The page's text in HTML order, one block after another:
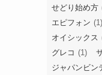
せどり始め方
エピフォン (1)
オイシックス
グレコ (1)
ジャパンビン